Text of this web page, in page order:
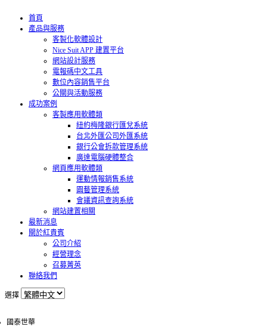
首頁
產品與服務
客製化軟體設計
Nice Suit APP 建置平台
網站設計服務
電報碼中文工具
數位內容銷售平台
公關與活動服務
成功案例
客製應用軟體類
紐約梅隆銀行匯兌系統
台北外匯公司外匯系統
銀行公會拆款管理系統
廣達電腦硬體整合
網頁應用軟體類
運動情報銷售系統
園藝管理系統
會議資訊查詢系統
網站建置相關
最新消息
關於紅貴賓
公司介紹
經營理念
召募菁英
聯絡我們
選擇
國泰世華